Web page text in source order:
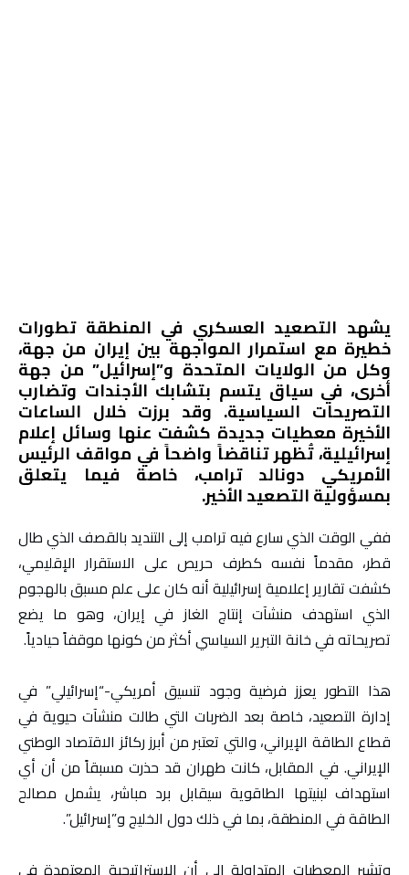
يشهد التصعيد العسكري في المنطقة تطورات
خطيرة مع استمرار المواجهة بين إيران من جهة،
وكل من الولايات المتحدة و”إسرائيل” من جهة
أخرى، في سياق يتسم بتشابك الأجندات وتضارب
التصريحات السياسية. وقد برزت خلال الساعات
الأخيرة معطيات جديدة كشفت عنها وسائل إعلام
إسرائيلية، تُظهر تناقضاً واضحاً في مواقف الرئيس
الأمريكي دونالد ترامب، خاصة فيما يتعلق
بمسؤولية التصعيد الأخير.
ففي الوقت الذي سارع فيه ترامب إلى التنديد بالقصف الذي طال
قطر، مقدماً نفسه كطرف حريص على الاستقرار الإقليمي،
كشفت تقارير إعلامية إسرائيلية أنه كان على علم مسبق بالهجوم
الذي استهدف منشآت إنتاج الغاز في إيران، وهو ما يضع
تصريحاته في خانة التبرير السياسي أكثر من كونها موقفاً حيادياً.
هذا التطور يعزز فرضية وجود تنسيق أمريكي-“إسرائيلي” في
إدارة التصعيد، خاصة بعد الضربات التي طالت منشآت حيوية في
قطاع الطاقة الإيراني، والتي تعتبر من أبرز ركائز الاقتصاد الوطني
الإيراني. في المقابل، كانت طهران قد حذرت مسبقاً من أن أي
استهداف لبنيتها الطاقوية سيقابل برد مباشر، يشمل مصالح
الطاقة في المنطقة، بما في ذلك دول الخليج و”إسرائيل”.
وتشير المعطيات المتداولة إلى أن الاستراتيجية المعتمدة في